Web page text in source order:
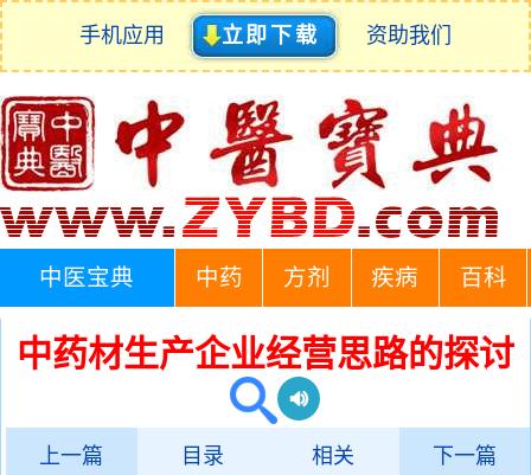
手机应用 立即下载 资助我们
中医宝典 中药 方剂 疾病 百科
中药材生产企业经营思路的探讨
上一篇 目录 相关 下一篇